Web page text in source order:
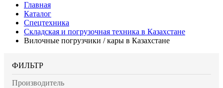
Главная
Каталог
Спецтехника
Складская и погрузочная техника в Казахстане
Вилочные погрузчики / кары в Казахстане
ФИЛЬТР
Производитель